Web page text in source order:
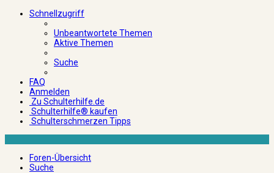
Schnellzugriff
Unbeantwortete Themen
Aktive Themen
Suche
FAQ
Anmelden
Zu Schulterhilfe.de
Schulterhilfe® kaufen
Schulterschmerzen Tipps
Foren-Übersicht
Suche